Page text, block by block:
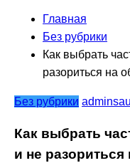
Главная
Без рубрики
Как выбрать
разориться на
Без рубрики
Как выбрать
и не разориться